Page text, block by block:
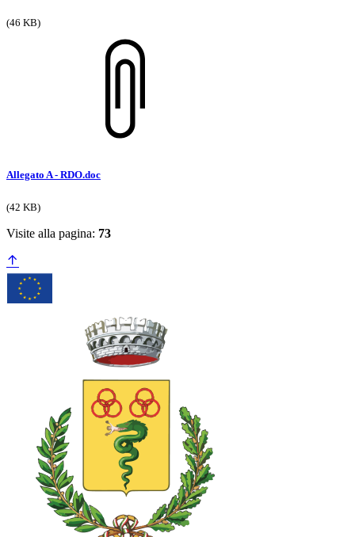
(46 KB)
Allegato A - RDO.doc
(42 KB)
Visite alla pagina: 73